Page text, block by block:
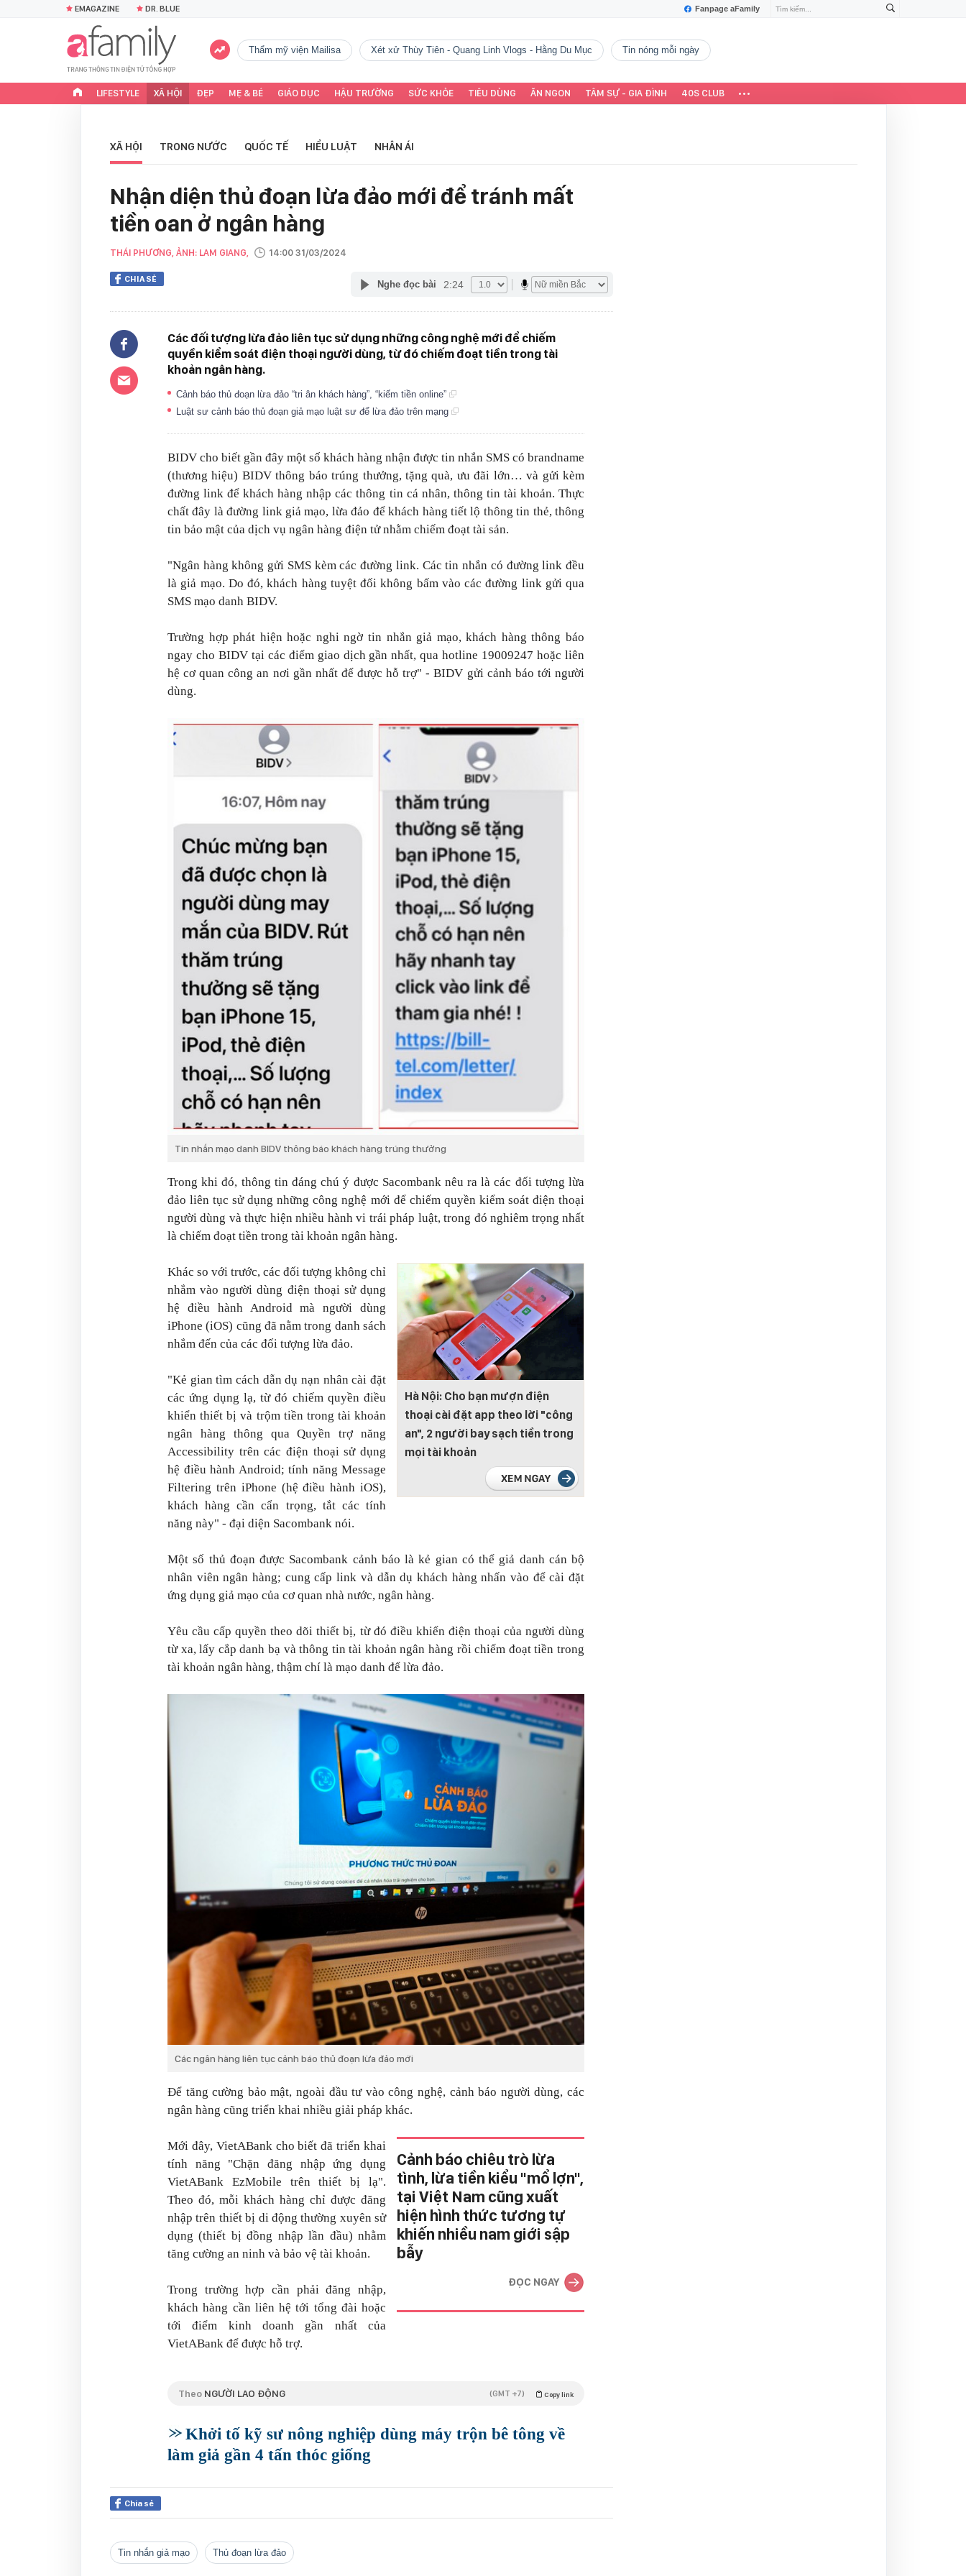
Fanpage aFamily
EMAGAZINE DR. BLUE
Thẩm mỹ viện Mailisa Xét xử Thùy Tiên - Quang Linh Vlogs - Hằng Du Mục tin nóng mỗi ngày
LIFESTYLE XÃ HỘI ĐẸP MẸ & BÉ GIÁO DỤC HẬU TRƯỜNG SỨC KHỎE TIÊU DÙNG ĂN NGON TÂM SỰ - GIA ĐÌNH 40S CLUB
XÃ HỘI TRONG NƯỚC QUỐC TẾ HIỂU LUẬT NHÂN ÁI
Nhận diện thủ đoạn lừa đảo mới để tránh mất
tiền oan ở ngân hàng
THÁI PHƯƠNG, ẢNH: LAM GIANG, 14:00 31/03/2024
CHIA SẺ Nghe đọc bài 2:24
Các đối tượng lừa đảo liên tục sử dụng những công nghệ mới để chiếm
quyền kiểm soát điện thoại người dùng, từ đó chiếm đoạt tiền trong tài
khoản ngân hàng.
Cảnh báo thủ đoạn lừa đảo “tri ân khách hàng”, “kiếm tiền online”
Luật sư cảnh báo thủ đoạn giả mạo luật sư để lừa đảo trên mạng
BIDV cho biết gần đây một số khách hàng nhận được tin nhắn SMS có brandname
(thương hiệu) BIDV thông báo trúng thưởng, tặng quà, ưu đãi lớn… và gửi kèm
đường link để khách hàng nhập các thông tin cá nhân, thông tin tài khoản. Thực
chất đây là đường link giả mạo, lừa đảo để khách hàng tiết lộ thông tin thẻ, thông
tin bảo mật của dịch vụ ngân hàng điện tử nhằm chiếm đoạt tài sản.
"Ngân hàng không gửi SMS kèm các đường link. Các tin nhắn có đường link đều
là giả mạo. Do đó, khách hàng tuyệt đối không bấm vào các đường link gửi qua
SMS mạo danh BIDV.
Trường hợp phát hiện hoặc nghi ngờ tin nhắn giả mạo, khách hàng thông báo
ngay cho BIDV tại các điểm giao dịch gần nhất, qua hotline 19009247 hoặc liên
hệ cơ quan công an nơi gần nhất để được hỗ trợ" - BIDV gửi cảnh báo tới người
dùng.
Tin nhắn mạo danh BIDV thông báo khách hàng trúng thưởng
Trong khi đó, thông tin đáng chú ý được Sacombank nêu ra là các đối tượng lừa
đảo liên tục sử dụng những công nghệ mới để chiếm quyền kiểm soát điện thoại
người dùng và thực hiện nhiều hành vi trái pháp luật, trong đó nghiêm trọng nhất
là chiếm đoạt tiền trong tài khoản ngân hàng.
Hà Nội: Cho bạn mượn điện
thoại cài đặt app theo lời "công
an", 2 người bay sạch tiền trong
mọi tài khoản
Khác so với trước, các đối tượng không chỉ
nhắm vào người dùng điện thoại sử dụng
hệ điều hành Android mà người dùng
iPhone (iOS) cũng đã nằm trong danh sách
nhắm đến của các đối tượng lừa đảo.
"Kẻ gian tìm cách dẫn dụ nạn nhân cài đặt
các ứng dụng lạ, từ đó chiếm quyền điều
khiển thiết bị và trộm tiền trong tài khoản
ngân hàng thông qua Quyền trợ năng
Accessibility trên các điện thoại sử dụng
hệ điều hành Android; tính năng Message
Filtering trên iPhone (hệ điều hành iOS),
khách hàng cần cẩn trọng, tắt các tính
năng này" - đại diện Sacombank nói.
Một số thủ đoạn được Sacombank cảnh báo là kẻ gian có thể giả danh cán bộ
nhân viên ngân hàng; cung cấp link và dẫn dụ khách hàng nhấn vào để cài đặt
ứng dụng giả mạo của cơ quan nhà nước, ngân hàng.
Yêu cầu cấp quyền theo dõi thiết bị, từ đó điều khiển điện thoại của người dùng
từ xa, lấy cắp danh bạ và thông tin tài khoản ngân hàng rồi chiếm đoạt tiền trong
tài khoản ngân hàng, thậm chí là mạo danh để lừa đảo.
Các ngân hàng liên tục cảnh báo thủ đoạn lừa đảo mới
Để tăng cường bảo mật, ngoài đầu tư vào công nghệ, cảnh báo người dùng, các
ngân hàng cũng triển khai nhiều giải pháp khác.
Cảnh báo chiêu trò lừa
tình, lừa tiền kiểu "mổ lợn",
tại Việt Nam cũng xuất
hiện hình thức tương tự
khiến nhiều nam giới sập
bẫy
ĐỌC NGAY
Mới đây, VietABank cho biết đã triển khai
tính năng "Chặn đăng nhập ứng dụng
VietABank EzMobile trên thiết bị lạ".
Theo đó, mỗi khách hàng chỉ được đăng
nhập trên thiết bị di động thường xuyên sử
dụng (thiết bị đồng nhập lần đầu) nhằm
tăng cường an ninh và bảo vệ tài khoản.
Trong trường hợp cần phải đăng nhập,
khách hàng cần liên hệ tới tổng đài hoặc
tới điểm kinh doanh gần nhất của
VietABank để được hỗ trợ.
Theo NGƯỜI LAO ĐỘNG Copy link
(GMT +7)
Khởi tố kỹ sư nông nghiệp dùng máy trộn bê tông về
làm giả gần 4 tấn thóc giống
Chia sẻ
tin nhắn giả mạo thủ đoạn lừa đảo